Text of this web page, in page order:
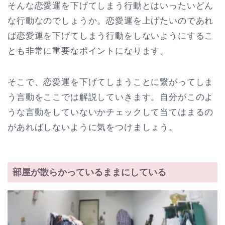
そんな恋愛運を下げてしまう行動とはいったいどん
な行動なのでしょうか。恋愛運を上げたいのであれ
ば恋愛運を下げてしまう行動をしないようにするこ
とも非常に重要なポイントになります。
そこで、恋愛運を下げてしまうことに繋がってしま
う言動をここでは解説していきます。自分がこのよ
うな言動をしていないかチェックして当てはまるの
があればしないように気をつけましょう。
部屋が散らかっているままにしている